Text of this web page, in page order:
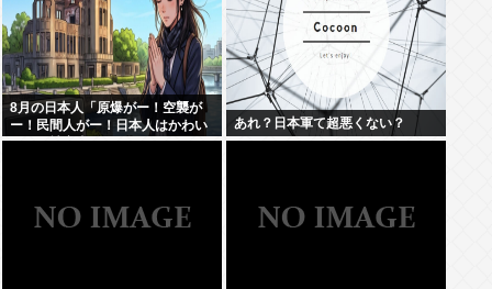
8月の日本人「原爆がー！空襲が
ー！民間人がー！日本人はかわい
そうな被害者！」→いやおまえら
あれ？日本軍て超悪くない？